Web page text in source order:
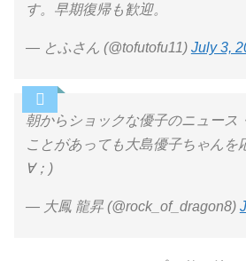
す。早期復帰も歓迎。
— とふさん (@tofutofu11) July 3,
朝からショックな優子のニュース
ことがあっても大島優子ちゃんを
∀；)
— 大鳳 龍昇 (@rock_of_dragon8)